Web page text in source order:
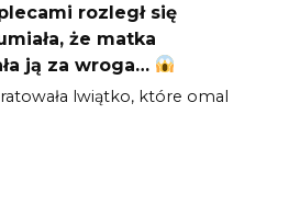
rozległ się
że matka
ją za wroga…
lwiątko, które omal